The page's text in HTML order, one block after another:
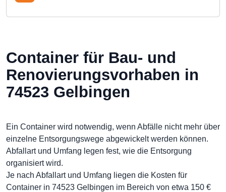
Container für Bau- und
Renovierungsvorhaben in
74523 Gelbingen
Ein Container wird notwendig, wenn Abfälle nicht mehr über
einzelne Entsorgungswege abgewickelt werden können.
Abfallart und Umfang legen fest, wie die Entsorgung
organisiert wird.
Je nach Abfallart und Umfang liegen die Kosten für
Container in 74523 Gelbingen im Bereich von etwa 150 €